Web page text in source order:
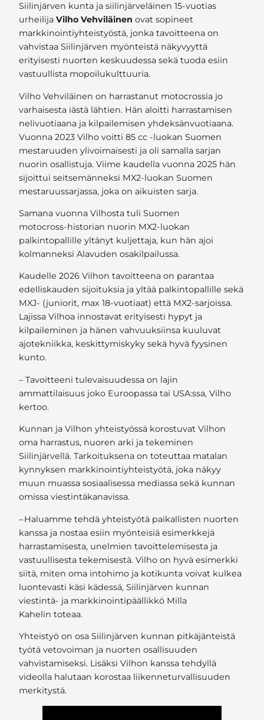
Siilinjärven kunta ja siilinjärveläinen 15‑vuotias
urheilija Vilho Vehviläinen ovat sopineet
markkinointiyhteistyöstä, jonka tavoitteena on
vahvistaa Siilinjärven myönteistä näkyvyyttä
erityisesti nuorten keskuudessa sekä tuoda esiin
vastuullista mopoilukulttuuria.
Vilho Vehviläinen on harrastanut motocrossia jo
varhaisesta iästä lähtien. Hän aloitti harrastamisen
nelivuotiaana ja kilpailemisen yhdeksänvuotiaana.
Vuonna 2023 Vilho voitti 85 cc -luokan Suomen
mestaruuden ylivoimaisesti ja oli samalla sarjan
nuorin osallistuja. Viime kaudella vuonna 2025 hän
sijoittui seitsemänneksi MX2‑luokan Suomen
mestaruussarjassa, joka on aikuisten sarja.
Samana vuonna Vilhosta tuli Suomen
motocross‑historian nuorin MX2‑luokan
palkintopallille yltänyt kuljettaja, kun hän ajoi
kolmanneksi Alavuden osakilpailussa.
Kaudelle 2026 Vilhon tavoitteena on parantaa
edelliskauden sijoituksia ja yltää palkintopallille sekä
MXJ‑ (juniorit, max 18‑vuotiaat) että MX2‑sarjoissa.
Lajissa Vilhoa innostavat erityisesti hypyt ja
kilpaileminen ja hänen vahvuuksiinsa kuuluvat
ajotekniikka, keskittymiskyky sekä hyvä fyysinen
kunto.
– Tavoitteeni tulevaisuudessa on lajin
ammattilaisuus joko Euroopassa tai USA:ssa, Vilho
kertoo.
Kunnan ja Vilhon yhteistyössä korostuvat Vilhon
oma harrastus, nuoren arki ja tekeminen
Siilinjärvellä. Tarkoituksena on toteuttaa matalan
kynnyksen markkinointiyhteistyötä, joka näkyy
muun muassa sosiaalisessa mediassa sekä kunnan
omissa viestintäkanavissa.
– Haluamme tehdä yhteistyötä paikallisten nuorten
kanssa ja nostaa esiin myönteisiä esimerkkejä
harrastamisesta, unelmien tavoittelemisesta ja
vastuullisesta tekemisestä. Vilho on hyvä esimerkki
siitä, miten oma intohimo ja kotikunta voivat kulkea
luontevasti käsi kädessä, Siilinjärven kunnan
viestintä‑ ja markkinointipäällikkö Milla
Kahelin toteaa.
Yhteistyö on osa Siilinjärven kunnan pitkäjänteistä
työtä vetovoiman ja nuorten osallisuuden
vahvistamiseksi. Lisäksi Vilhon kanssa tehdyllä
videolla halutaan korostaa liikenneturvallisuuden
merkitystä.